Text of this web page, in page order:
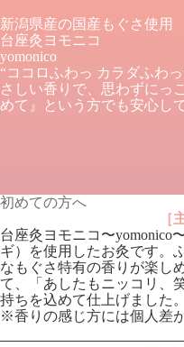
新潟県産の国産もぐさ使用
台座灸ヨモニコ
yomonico
“ココロふわっ カラダふわ
さしい香りで、思わずにっ
めて』という方でも安心し
初めての方へ
［
台座灸ヨモニコ〜yomonico
ギ）を使用したお灸です。
なもぐさ特有の香りが楽し
て、「あしたもニッコリ、
持ちを込めて仕上げました。
※香りの感じ方には個人差